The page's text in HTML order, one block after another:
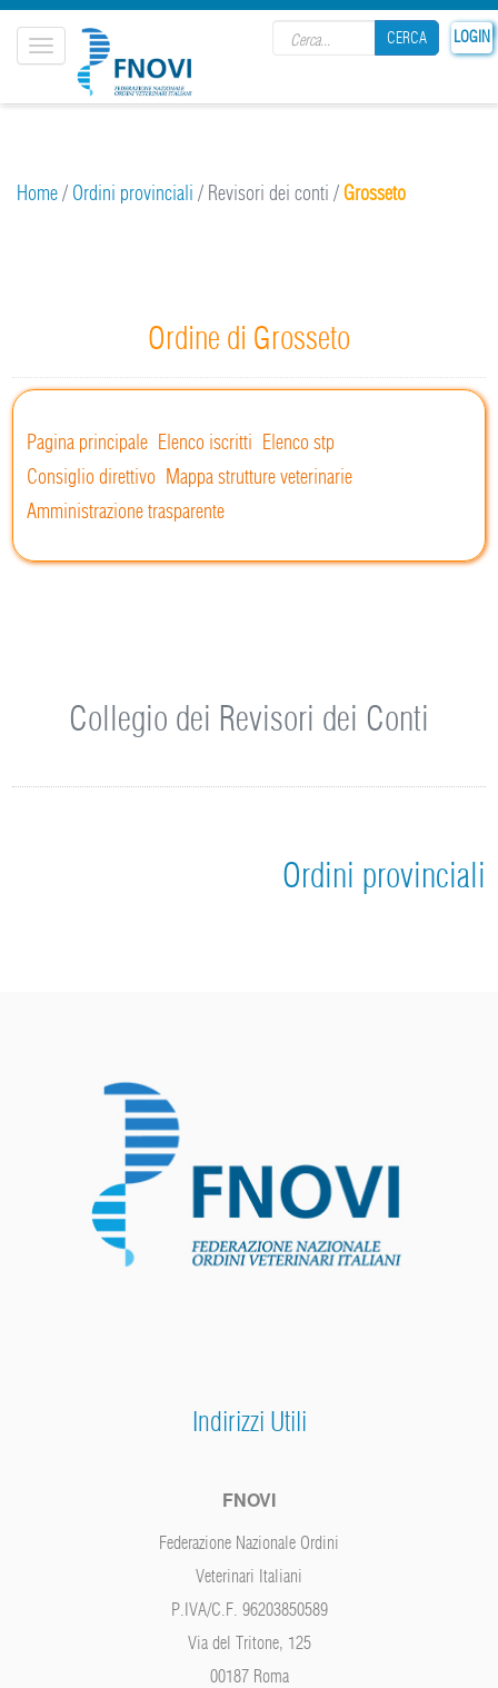
LOGIN
CERCA
Toggle
navigation
Home/ Ordini provinciali / Revisori dei conti /Grosseto
Ordine di Grosseto
Pagina principale Elenco iscritti Elenco stp
Consiglio direttivo Mappa strutture veterinarie
Amministrazione trasparente
Collegio dei Revisori dei Conti
Ordini provinciali
Indirizzi Utili
FNOVI
Federazione Nazionale Ordini
Veterinari Italiani
P.IVA/C.F. 96203850589
Via del Tritone, 125
00187 Roma